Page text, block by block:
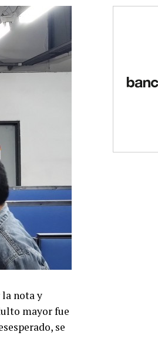
nota y
mayor fue
se